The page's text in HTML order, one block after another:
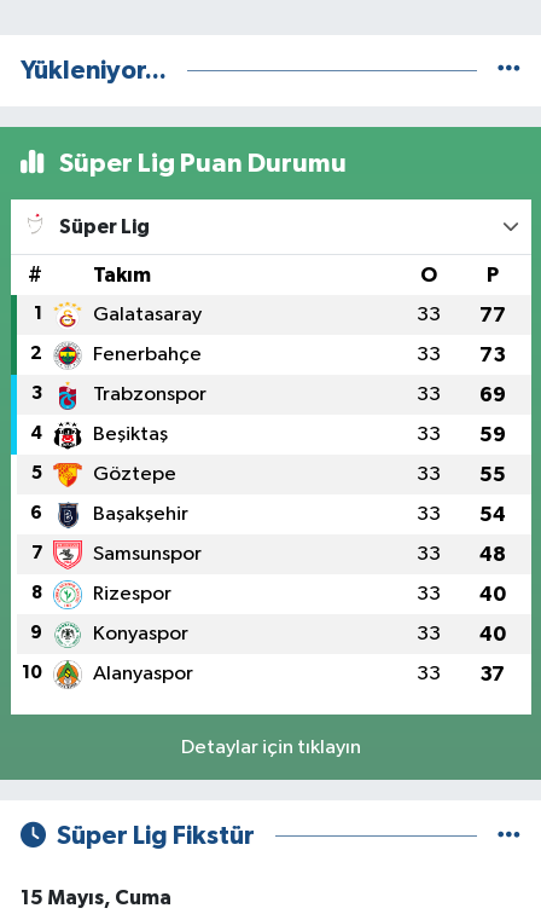
Yükleniyor...
Süper Lig Puan Durumu
Süper Lig
# Takım O P
1 Galatasaray 33 77
2 Fenerbahçe 33 73
3 Trabzonspor 33 69
4 Beşiktaş 33 59
5 Göztepe 33 55
6 Başakşehir 33 54
7 Samsunspor 33 48
8 Rizespor 33 40
9 Konyaspor 33 40
10 Alanyaspor 33 37
Detaylar için tıklayın
Süper Lig Fikstür
15 Mayıs, Cuma